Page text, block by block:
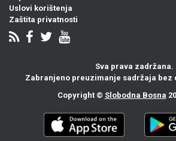
Uslovi korištenja
Zaštita privatnosti
Sva prava zadržana.
Zabranjeno preuzimanje sadržaja bez
Copyright © Slobodna Bosna